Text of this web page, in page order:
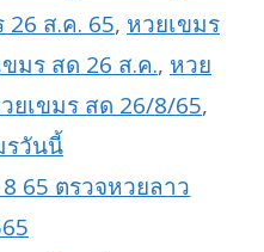
26 ส.ค. 65, หวยเขมร
มร สด 26 ส.ค., หวย
ยเขมร สด 26/8/65,
รวันนี้
65 ตรวจหวยลาว